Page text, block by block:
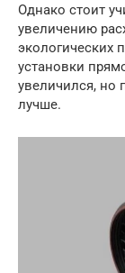
Однако стоит
увеличению
экологических
установки
увеличился, но
лучше.